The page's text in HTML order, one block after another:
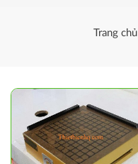
Trang chủ